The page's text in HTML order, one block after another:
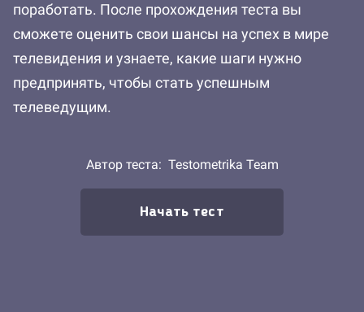
поработать. После прохождения теста вы
сможете оценить свои шансы на успех в мире
телевидения и узнаете, какие шаги нужно
предпринять, чтобы стать успешным
телеведущим.
Автор теста: Testometrika Team
Начать тест